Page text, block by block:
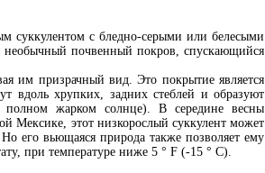
суккулентом с бледно-серыми или белесыми
необычный почвенный покров, спускающийся
им призрачный вид. Это покрытие является
вдоль хрупких, задних стеблей и образуют
полном жарком солнце). В середине весны
Мексике, этот низкорослый суккулент может
его вьющаяся природа также позволяет ему
при температуре ниже 5 ° F (-15 ° C).